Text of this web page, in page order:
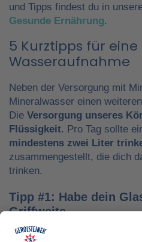
und Tipps findest du in
Gesunde Ernährung.
5 Kurztipps für
Wasseraufnahme
Neben der Versorgung mit
Mineralwasser einen
Die Versorgung unseres
Flüssigkeit. Pro Tag sollte
mindestens zwei Liter
zusammengestellt, die dich
trinken.
Tipp #1: Habe dein
Griffweite
Ob bei der Arbeit oder